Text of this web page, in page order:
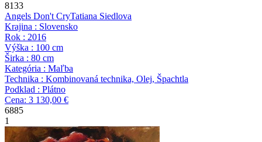
8133
Angels Don't CryTatiana Siedlova
Krajina : Slovensko
Rok : 2016
Výška : 100 cm
Širka : 80 cm
Kategória : Maľba
Technika : Kombinovaná technika, Olej, Špachtla
Podklad : Plátno
Cena: 3 130,00 €
6885
1